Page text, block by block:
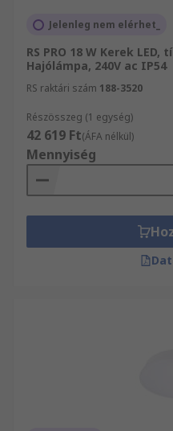
Jelenleg nem elérhet_
RS PRO 18 W Kerek
Hajólámpa, 240V ac IP54
RS raktári szám 188-3520
Részösszeg (1 egység)
42 619 Ft(ÁFA nélkül)
Mennyiség